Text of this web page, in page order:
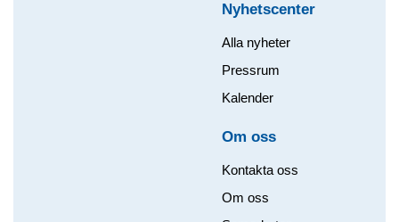
Nyhetscenter
Alla nyheter
Pressrum
Kalender
Om oss​
Kontakta oss
Om oss